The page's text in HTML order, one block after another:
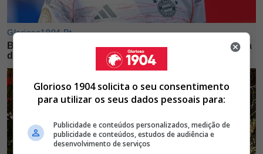
Glorioso 1904 solicita o seu consentimento
para utilizar os seus dados pessoais para:
Publicidade e conteúdos personalizados, medição de
publicidade e conteúdos, estudos de audiência e
desenvolvimento de serviços